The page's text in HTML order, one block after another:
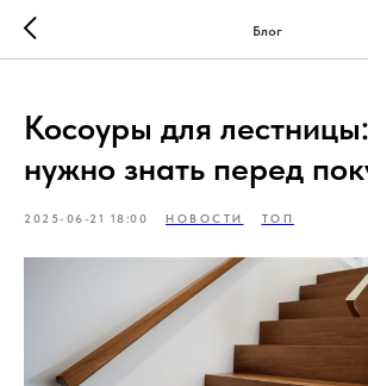
Блог
Косоуры для
нужно знать перед
2025-06-21 18:00 НОВОСТИ ТОП